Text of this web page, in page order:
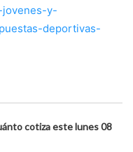
jovenes-y-
deportivas-
cotiza este lunes 08